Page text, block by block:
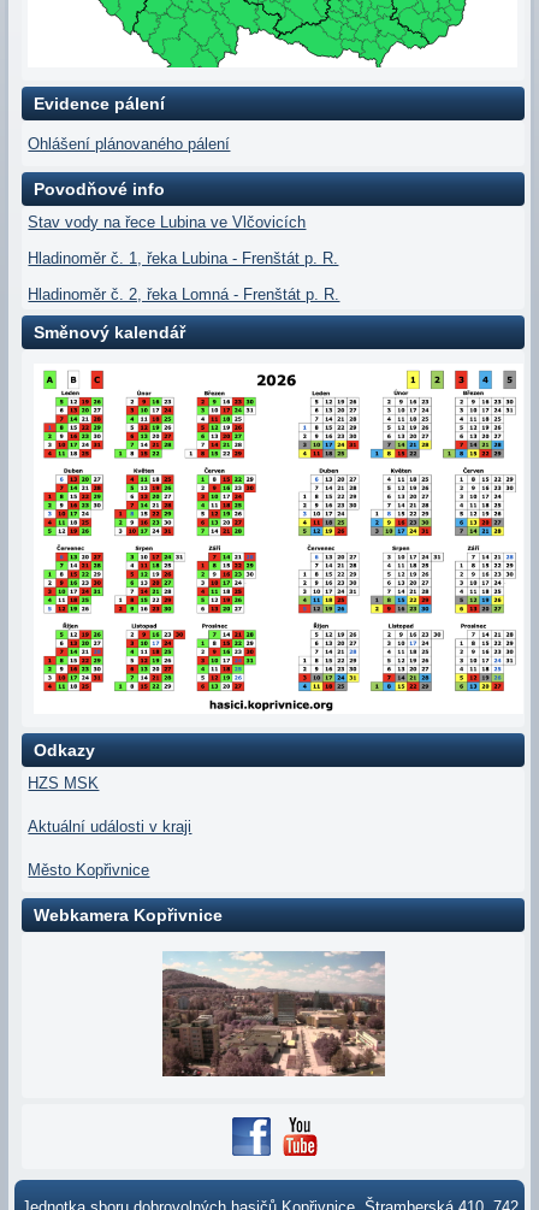
Evidence pálení
Ohlášení plánovaného pálení
Povodňové info
Stav vody na řece Lubina ve Vlčovicích
Hladinoměr č. 1, řeka Lubina - Frenštát p. R.
Hladinoměr č. 2, řeka Lomná - Frenštát p. R.
Směnový kalendář
Odkazy
HZS MSK
Aktuální události v kraji
Město Kopřivnice
Webkamera Kopřivnice